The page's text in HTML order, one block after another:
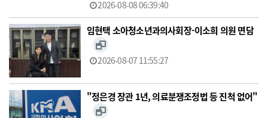
2026-08-08 06:39:40
임현택 소아청소년과의사회장-이소희 의원 면담
2026-08-07 11:55:27
"정은경 장관 1년, 의료분쟁조정법 등 진척 없어"